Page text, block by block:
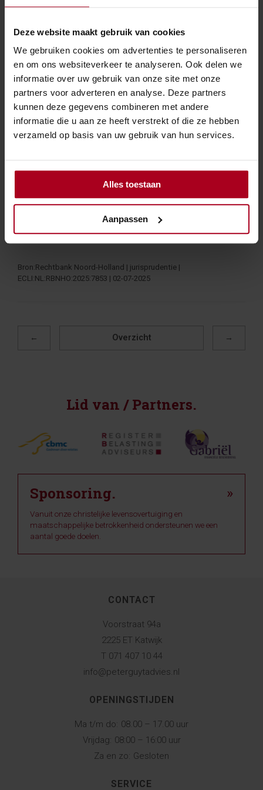
Deze website maakt gebruik van cookies
We gebruiken cookies om advertenties te personaliseren
en om ons websiteverkeer te analyseren. Ook delen we
informatie over uw gebruik van onze site met onze
partners voor adverteren en analyse. Deze partners
kunnen deze gegevens combineren met andere
informatie die u aan ze heeft verstrekt of die ze hebben
verzameld op basis van uw gebruik van hun services.
Alles toestaan
Aanpassen
weliswaar een eigen toegang, maar deelt
faciliteiten en een inpandige doorgang met het
woongedeelte. Bovendien betreft het één kadastraal
perceel, wat verkoop als zelfstandige eenheid
De rechtbank is het eens met deze argumenten. Zij
zichzelf staat en bij de staking uitsluitend voor
privédoeleinden blijft bestemd. Hierdoor moet rekening
worden gehouden met een waardevermindering door
duurzame zelfbewoning bij de vaststelling van de
Bron:Rechtbank Noord-Holland | jurisprudentie |
ECLI:NL:RBNHO:2025:7853 | 02-07-2025
← Overzicht →
Lid van / Partners.
Sponsoring. »
Vanuit onze christelijke levensovertuiging en
maatschappelijke betrokkenheid ondersteunen we een
aantal goede doelen.
CONTACT
Voorstraat 94a
2225 ET Katwijk
T 071 407 10 44
info@peterguytadvies.nl
OPENINGSTIJDEN
Ma t/m do: 08.00 – 17.00 uur
Vrijdag: 08:00 – 16:00 uur
Za en zo: Gesloten
SERVICE